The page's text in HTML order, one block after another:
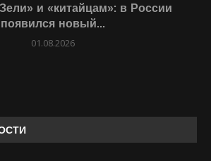
и «китайцам»: в России
появился новый...
01.08.2026